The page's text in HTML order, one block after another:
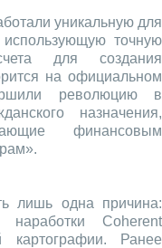
уникальную для
точную
для создания
на официальном
революцию в
назначения,
финансовым
лишь одна причина:
наработки Coherent
Ранее